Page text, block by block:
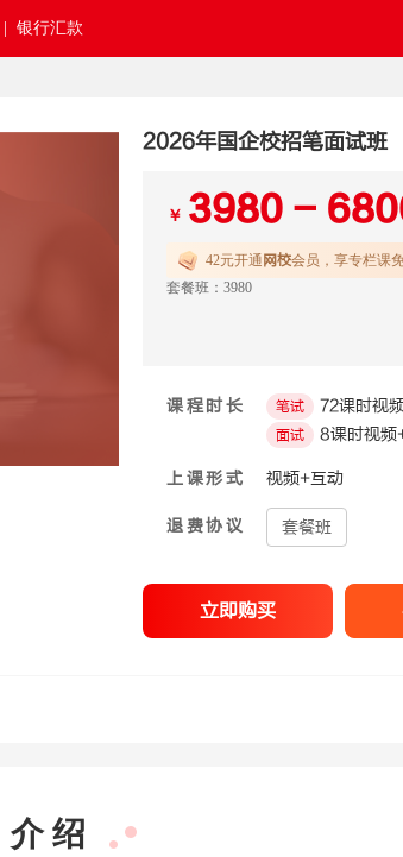
银行汇款
2026年国企校招笔面试班
￥ 3980 -
42元开通 网校会员，享专栏课
套餐班：3980
课程时长 笔试 72课时视
面试 8课时视频
上课形式 视频+互动
退费协议 套餐班
立即购买
介 绍